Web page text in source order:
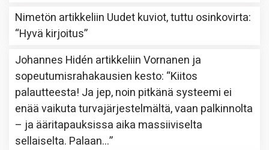
Nimetön artikkeliin Uudet kuviot, tuttu osinkovirta:
“Hyvä kirjoitus”
Johannes Hidén artikkeliinVornanen ja
sopeutumisrahakausien kesto: “Kiitos
palautteesta! Ja jep, noin pitkänä systeemi ei
enää vaikuta turvajärjestelmältä, vaan palkinnolta
– ja ääritapauksissa aika massiiviselta
sellaiselta. Palaan…”